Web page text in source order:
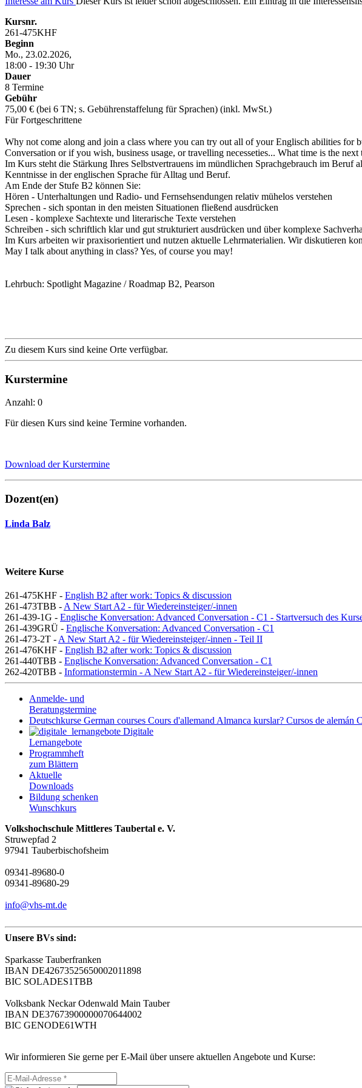
Kursnr.
261-475KHF
Beginn
Mo., 23.02.2026,
18:00 - 19:30 Uhr
Dauer
8 Termine
Gebühr
75,00 € (bei 6 TN; s. Gebührenstaffelung für Sprachen) (inkl. MwSt.)
Für Fortgeschrittene
Why not come along and join a class where you can try out all of your Englisch abilities for
Conversation or if you wish, business usage, or travelling necesseties... What time is the
Im Kurs steht die Stärkung Ihres Selbstvertrauens im mündlichen Sprachgebrauch im
Kenntnisse in der englischen Sprache für Alltag und Beruf.
Am Ende der Stufe B2 können Sie:
Hören - Unterhaltungen und Radio- und Fernsehsendungen relativ mühelos verstehen
Sprechen - sich spontan in den meisten Situationen fließend ausdrücken
Lesen - komplexe Sachtexte und literarische Texte verstehen
Schreiben - sich schriftlich klar und gut strukturiert ausdrücken und über komplexe
Im Kurs arbeiten wir praxisorientiert und nutzen aktuelle Lehrmaterialien. Wir diskutieren
May I talk about anything in class? Yes, of course you may!
Lehrbuch: Spotlight Magazine / Roadmap B2, Pearson
Zu diesem Kurs sind keine Orte verfügbar.
Kurstermine
Anzahl: 0
Für diesen Kurs sind keine Termine vorhanden.
Download der Kurstermine
Dozent(en)
Linda Balz
Weitere Kurse
261-475KHF - English B2 after work: Topics & discussion
261-473TBB - A New Start A2 - für Wiedereinsteiger/-innen
261-439-1G - Englische Konversation: Advanced Conversation - C1 - Startversuch des
261-439GRÜ - Englische Konversation: Advanced Conversation - C1
261-473-2T - A New Start A2 - für Wiedereinsteiger/-innen - Teil II
261-476KHF - English B2 after work: Topics & discussion
261-440TBB - Englische Konversation: Advanced Conversation - C1
262-420TBB - Informationstermin - A New Start A2 - für Wiedereinsteiger/-innen
Anmelde- und
Beratungstermine
Deutschkurse German courses Cours d'allemand Almanca kurslar? Cursos de alemán
Digitale
Lernangebote
Programmheft
zum Blättern
Aktuelle
Downloads
Bildung schenken
Wunschkurs
Volkshochschule Mittleres Taubertal e. V.
Struwepfad 2
97941 Tauberbischofsheim
09341-89680-0
09341-89680-29
info@vhs-mt.de
Unsere BVs sind:
Sparkasse Tauberfranken
IBAN DE42673525650002011898
BIC SOLADES1TBB
Volksbank Neckar Odenwald Main Tauber
IBAN DE37673900000070644002
BIC GENODE61WTH
Wir informieren Sie gerne per E-Mail über unsere aktuellen Angebote und Kurse: